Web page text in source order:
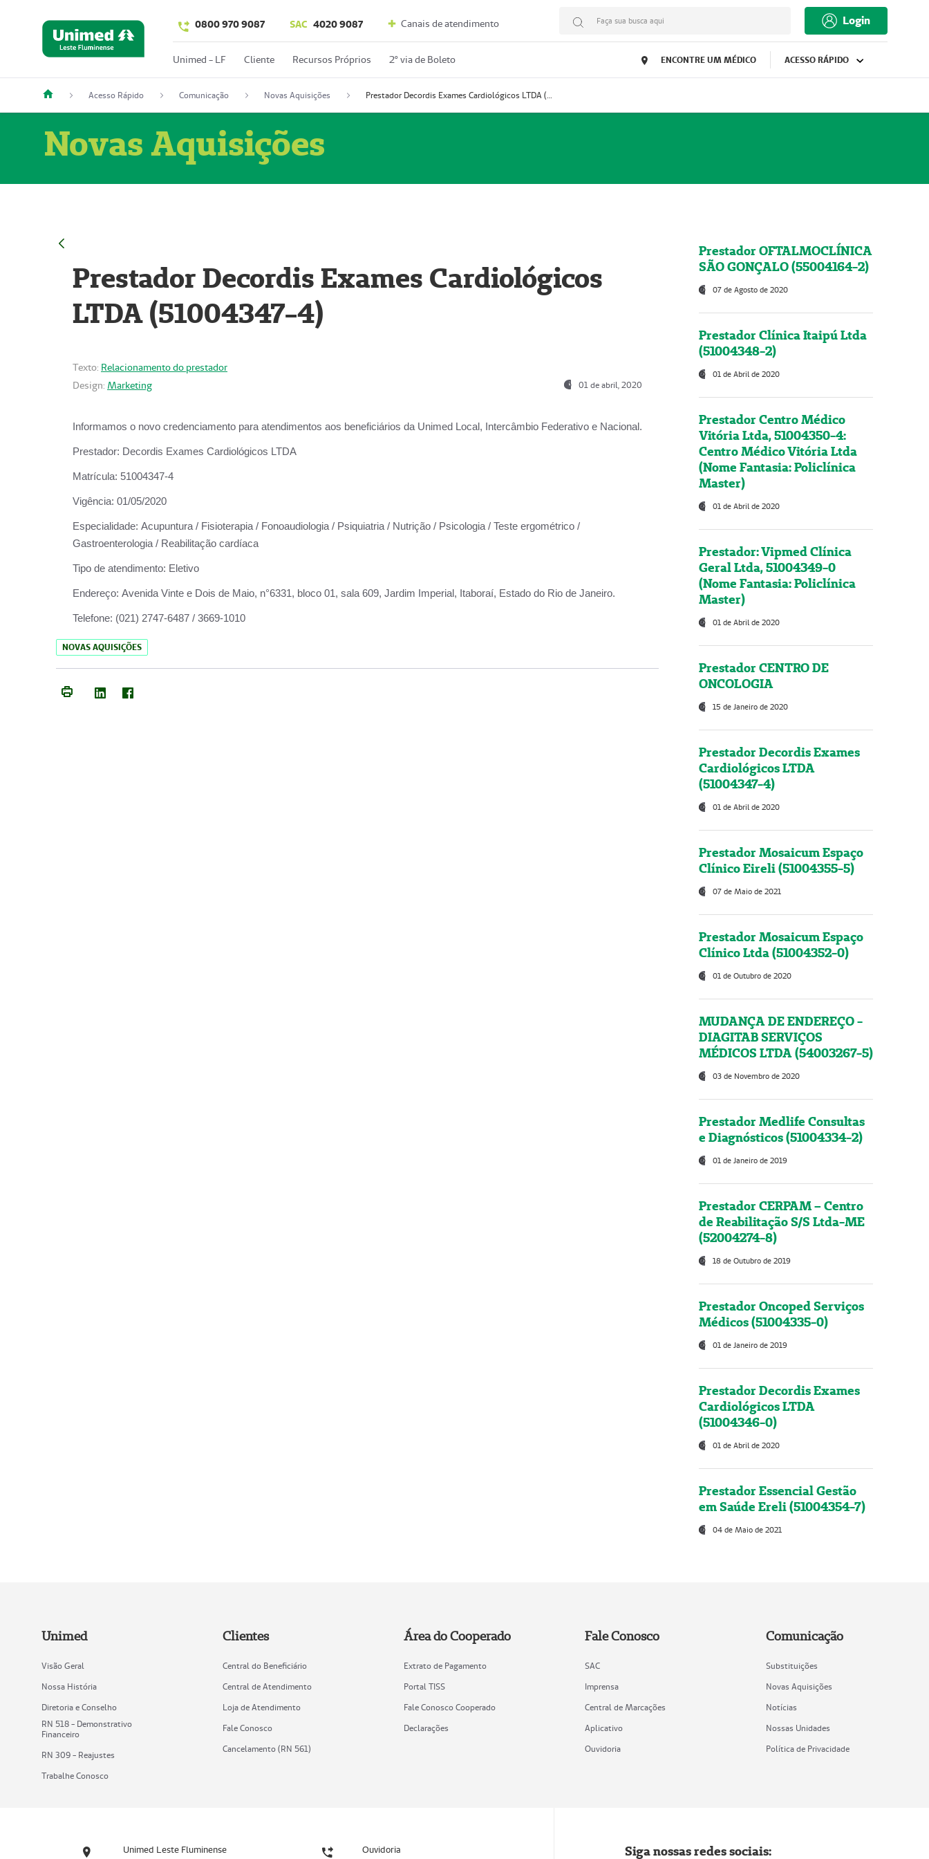
0800 970 9087 SAC 4020 9087 Canais de atendimento Faça sua busca aqui Login
Unimed - LF Cliente Recursos Próprios 2º via de Boleto ENCONTRE UM MÉDICO ACESSO RÁPIDO
Acesso Rápido Comunicação Novas Aquisições Prestador Decordis Exames Cardiológicos LTDA (51004347-4)
Novas Aquisições
Prestador Decordis Exames Cardiológicos
LTDA (51004347-4)
Texto: Relacionamento do prestador
Design: Marketing 01 de abril, 2020
Informamos o novo credenciamento para atendimentos aos beneficiários da Unimed Local, Intercâmbio Federativo e Nacional.
Prestador: Decordis Exames Cardiológicos LTDA
Matrícula: 51004347-4
Vigência: 01/05/2020
Especialidade: Acupuntura / Fisioterapia / Fonoaudiologia / Psiquiatria / Nutrição / Psicologia / Teste ergométrico /
Gastroenterologia / Reabilitação cardíaca
Tipo de atendimento: Eletivo
Endereço: Avenida Vinte e Dois de Maio, n°6331, bloco 01, sala 609, Jardim Imperial, Itaboraí, Estado do Rio de Janeiro.
Telefone: (021) 2747-6487 / 3669-1010
NOVAS AQUISIÇÕES
Prestador OFTALMOCLÍNICA
SÃO GONÇALO (55004164-2)
07 de Agosto de 2020
Prestador Clínica Itaipú Ltda
(51004348-2)
01 de Abril de 2020
Prestador Centro Médico
Vitória Ltda, 51004350-4:
Centro Médico Vitória Ltda
(Nome Fantasia: Policlínica
Master)
01 de Abril de 2020
Prestador: Vipmed Clínica
Geral Ltda, 51004349-0
(Nome Fantasia: Policlínica
Master)
01 de Abril de 2020
Prestador CENTRO DE
ONCOLOGIA
15 de Janeiro de 2020
Prestador Decordis Exames
Cardiológicos LTDA
(51004347-4)
01 de Abril de 2020
Prestador Mosaicum Espaço
Clínico Eireli (51004355-5)
07 de Maio de 2021
Prestador Mosaicum Espaço
Clínico Ltda (51004352-0)
01 de Outubro de 2020
MUDANÇA DE ENDEREÇO -
DIAGITAB SERVIÇOS
MÉDICOS LTDA (54003267-5)
03 de Novembro de 2020
Prestador Medlife Consultas
e Diagnósticos (51004334-2)
01 de Janeiro de 2019
Prestador CERPAM – Centro
de Reabilitação S/S Ltda-ME
(52004274-8)
18 de Outubro de 2019
Prestador Oncoped Serviços
Médicos (51004335-0)
01 de Janeiro de 2019
Prestador Decordis Exames
Cardiológicos LTDA
(51004346-0)
01 de Abril de 2020
Prestador Essencial Gestão
em Saúde Ereli (51004354-7)
04 de Maio de 2021
Unimed
Visão Geral
Nossa História
Diretoria e Conselho
RN 518 - Demonstrativo
Financeiro
RN 309 - Reajustes
Trabalhe Conosco
Clientes
Central do Beneficiário
Central de Atendimento
Loja de Atendimento
Fale Conosco
Cancelamento (RN 561)
Área do Cooperado
Extrato de Pagamento
Portal TISS
Fale Conosco Cooperado
Declarações
Fale Conosco
SAC
Imprensa
Central de Marcações
Aplicativo
Ouvidoria
Comunicação
Substituições
Novas Aquisições
Notícias
Nossas Unidades
Política de Privacidade
Unimed Leste Fluminense Ouvidoria Siga nossas redes sociais: